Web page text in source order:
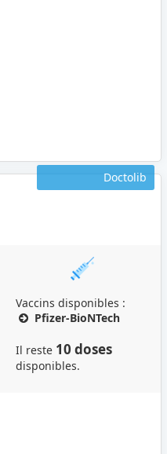
Doctolib
Vaccins disponibles :
Pfizer-BioNTech
Il reste 10 doses
disponibles.